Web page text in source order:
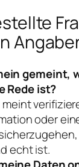
gemeint,
Rede ist?
oder
echt ist.